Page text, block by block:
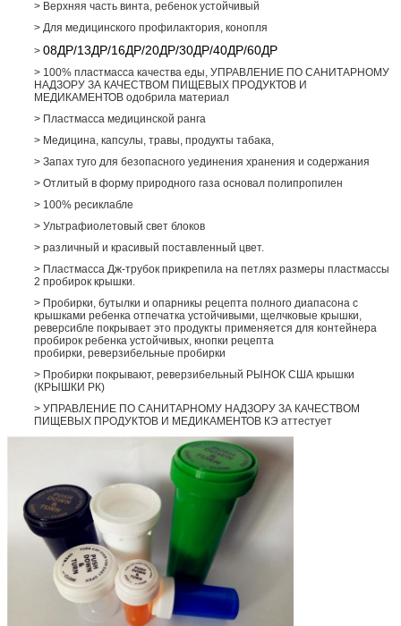
> Верхняя часть винта, ребенок устойчивый
> Для медицинского профилактория, конопля
> 08ДР/13ДР/16ДР/20ДР/30ДР/40ДР/60ДР
> 100% пластмасса качества еды, УПРАВЛЕНИЕ ПО САНИТАРНОМУ
НАДЗОРУ ЗА КАЧЕСТВОМ ПИЩЕВЫХ ПРОДУКТОВ И
МЕДИКАМЕНТОВ одобрила материал
> Пластмасса медицинской ранга
> Медицина, капсулы, травы, продукты табака,
> Запах туго для безопасного уединения хранения и содержания
> Отлитый в форму природного газа основал полипропилен
> 100% ресиклабле
> Ультрафиолетовый свет блоков
> различный и красивый поставленный цвет.
> Пластмасса Дж-трубок прикрепила на петлях размеры пластмассы
2 пробирок крышки.
> Пробирки, бутылки и опарникы рецепта полного диапасона с
крышками ребенка отпечатка устойчивыми, щелчковые крышки,
реверсибле покрывает это продукты применяется для контейнера
пробирок ребенка устойчивых, кнопки рецепта
пробирки, реверзибельные пробирки
> Пробирки покрывают, реверзибельный РЫНОК США крышки
(КРЫШКИ РК)
> УПРАВЛЕНИЕ ПО САНИТАРНОМУ НАДЗОРУ ЗА КАЧЕСТВОМ
ПИЩЕВЫХ ПРОДУКТОВ И МЕДИКАМЕНТОВ КЭ аттестует